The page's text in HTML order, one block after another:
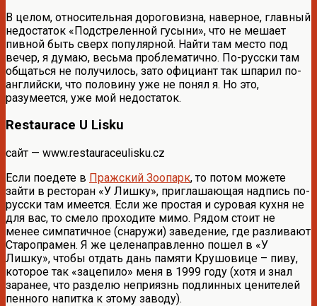
В целом, относительная дороговизна, наверное, главный
недостаток «Подстреленной гусыни», что не мешает
пивной быть сверх популярной. Найти там место под
вечер, я думаю, весьма проблематично. По-русски там
общаться не получилось, зато официант так шпарил по-
английски, что половину уже не понял я. Но это,
разумеется, уже мой недостаток.
Restaurace U Lisku
сайт — www.restauraceulisku.cz
Если поедете в Пражский Зоопарк, то потом можете
зайти в ресторан «У Лишку», приглашающая надпись по-
русски там имеется. Если же простая и суровая кухня не
для вас, то смело проходите мимо. Рядом стоит не
менее симпатичное (снаружи) заведение, где разливают
Старопрамен. Я же целенаправленно пошел в «У
Лишку», чтобы отдать дань памяти Крушовице – пиву,
которое так «зацепило» меня в 1999 году (хотя и знал
заранее, что разделю неприязнь подлинных ценителей
пенного напитка к этому заводу).